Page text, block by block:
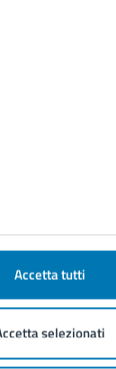
Accetta tutti
selezionati